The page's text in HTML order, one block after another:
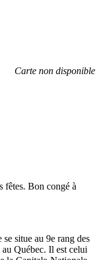
Carte non disponible
fêtes. Bon congé à
situe au 9e rang des
Québec. Il est celui